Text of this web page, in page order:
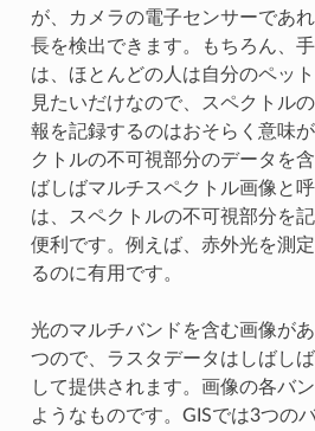
が、カメラの電子センサーであ
長を検出できます。もちろん、
は、ほとんどの人は自分のペッ
見たいだけなので、スペクトルの
報を記録するのはおそらく意味
クトルの不可視部分のデータを
ばしばマルチスペクトル画像と
は、スペクトルの不可視部分を
便利です。例えば、赤外光を測
るのに有用です。
光のマルチバンドを含む画像が
つので、ラスタデータはしばし
して提供されます。画像の各バ
ようなものです。GISでは3つの